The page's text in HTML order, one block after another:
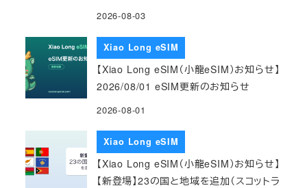
2026-08-03
Xiao Long eSIM
【Xiao Long eSIM（小龍eSIM）お知らせ】
2026/08/01 eSIM更新のお知らせ
2026-08-01
Xiao Long eSIM
【Xiao Long eSIM（小龍eSIM）お知らせ】
【新登場】23の国と地域を追加（スコットラ